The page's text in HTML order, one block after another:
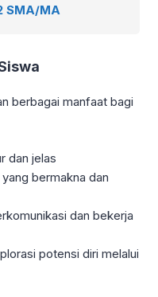
SMA/MA
berbagai manfaat bagi
dan jelas
bermakna dan
dan bekerja
potensi diri melalui